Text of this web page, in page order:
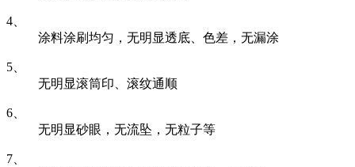
4、
涂料涂刷均匀，无明显透底、色差，无漏涂
5、
无明显滚筒印、滚纹通顺
6、
无明显砂眼，无流坠，无粒子等
7、